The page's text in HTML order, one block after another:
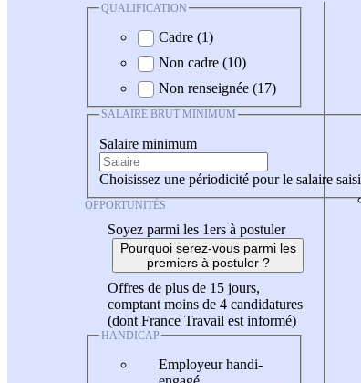
QUALIFICATION
Cadre (1)
Non cadre (10)
Non renseignée (17)
SALAIRE BRUT MINIMUM
Salaire minimum
Choisissez une périodicité pour le salaire saisi
OPPORTUNITÉS
Soyez parmi les 1ers à postuler
Pourquoi serez-vous parmi les
premiers à postuler ?
Offres de plus de 15 jours,
comptant moins de 4 candidatures
(dont France Travail est informé)
HANDICAP
Employeur handi-